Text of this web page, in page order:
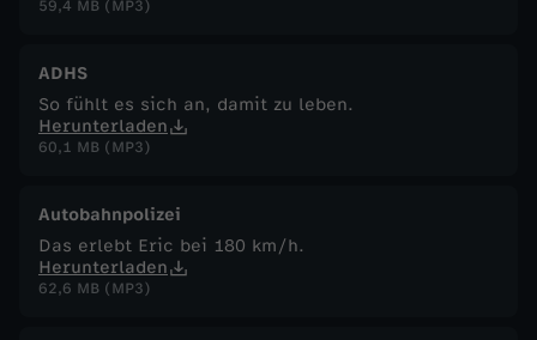
59,4 MB (MP3)
ADHS
So fühlt es sich an, damit zu leben.
Herunterladen
60,1 MB (MP3)
Autobahnpolizei
Das erlebt Eric bei 180 km/h.
Herunterladen
62,6 MB (MP3)